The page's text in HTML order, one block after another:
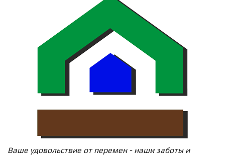
Ваше удовольствие от перемен - наши заботы и